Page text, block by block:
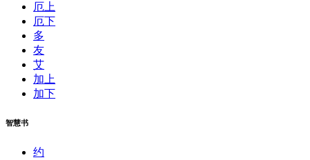
厄上
厄下
多
友
艾
加上
加下
智慧书
约